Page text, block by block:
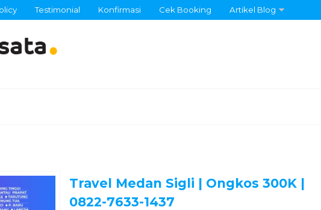
Testimonial Konfirmasi Cek Booking Artikel Blog
Travel Medan Sigli | Ongkos 300K |
0822-7633-1437